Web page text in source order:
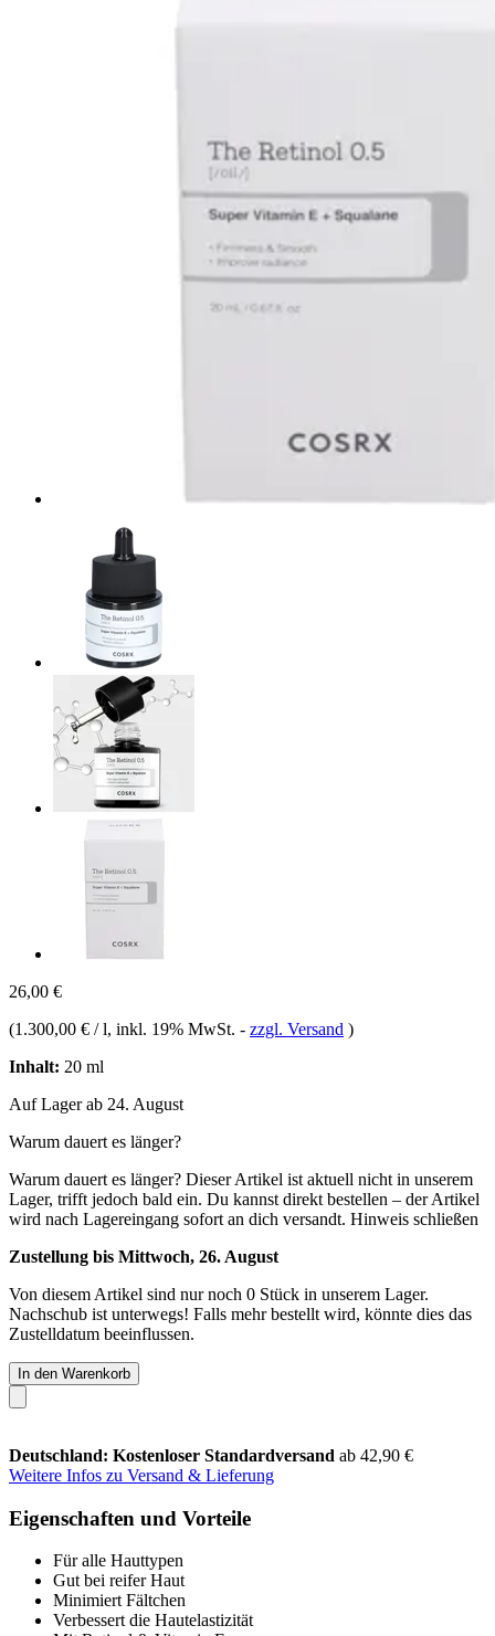
26,00 €
(1.300,00 € / l, inkl. 19% MwSt. - zzgl. Versand )
Inhalt: 20 ml
Auf Lager ab 24. August
Warum dauert es länger?
Warum dauert es länger? Dieser Artikel ist aktuell nicht in unserem
Lager, trifft jedoch bald ein. Du kannst direkt bestellen – der Artikel
wird nach Lagereingang sofort an dich versandt. Hinweis schließen
Zustellung bis Mittwoch, 26. August
Von diesem Artikel sind nur noch 0 Stück in unserem Lager.
Nachschub ist unterwegs! Falls mehr bestellt wird, könnte dies das
Zustelldatum beeinflussen.
In den Warenkorb
Deutschland: Kostenloser Standardversand ab 42,90 €
Weitere Infos zu Versand & Lieferung
Eigenschaften und Vorteile
Für alle Hauttypen
Gut bei reifer Haut
Minimiert Fältchen
Verbessert die Hautelastizität